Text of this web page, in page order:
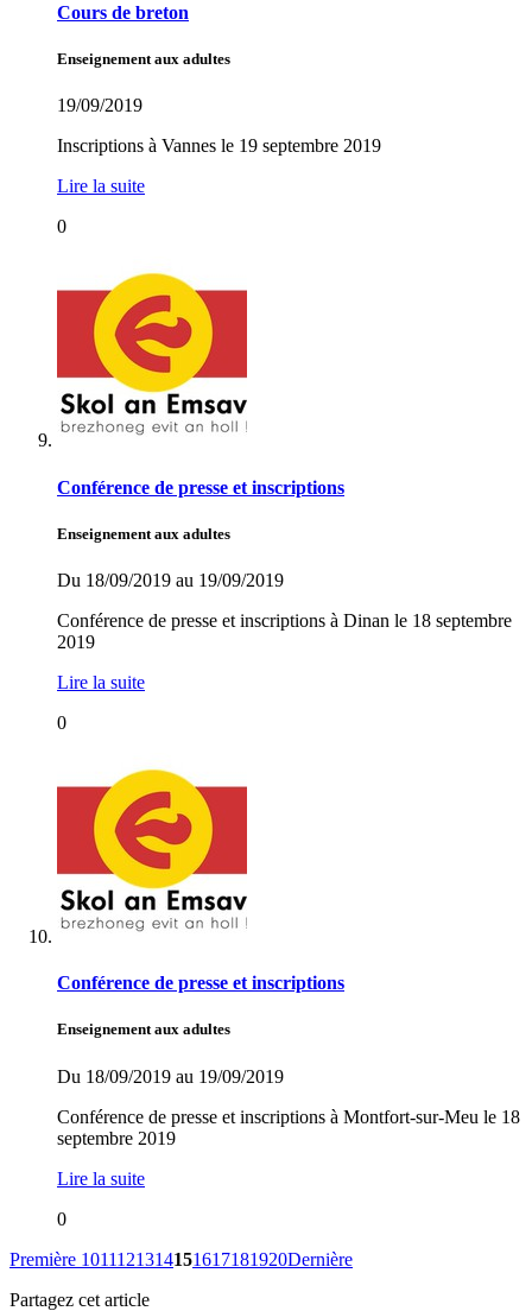
Cours de breton
Enseignement aux adultes
19/09/2019
Inscriptions à Vannes le 19 septembre 2019
Lire la suite
0
Conférence de presse et inscriptions
Enseignement aux adultes
Du 18/09/2019 au 19/09/2019
Conférence de presse et inscriptions à Dinan le 18 septembre
2019
Lire la suite
0
Conférence de presse et inscriptions
Enseignement aux adultes
Du 18/09/2019 au 19/09/2019
Conférence de presse et inscriptions à Montfort-sur-Meu le 18
septembre 2019
Lire la suite
0
Première 1011121314151617181920Dernière
Partagez cet article